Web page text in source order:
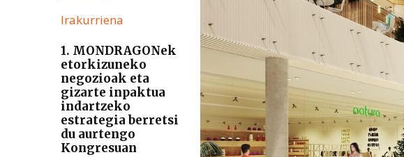
Irakurriena
1. MONDRAGONek
etorkizuneko
negozioak eta
gizarte inpaktua
indartzeko
estrategia berretsi
du aurtengo
Kongresuan